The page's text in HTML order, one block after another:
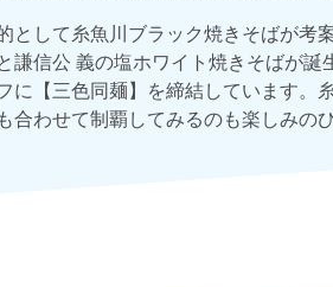
として糸魚川ブラック焼きそばが考
謙信公 義の塩ホワイト焼きそばが
に【三色同麺】を締結しています。
合わせて制覇してみるのも楽しみのひ